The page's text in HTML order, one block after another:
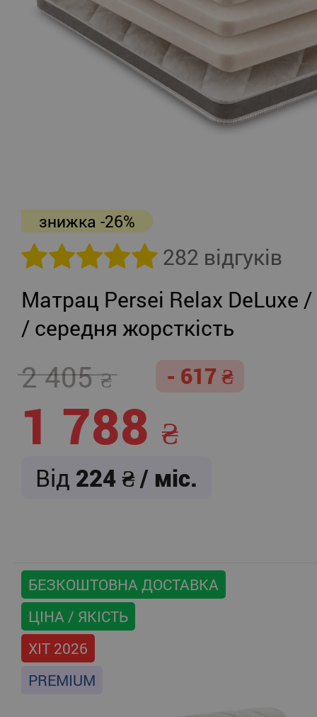
знижка -26%
282 відгуків
Матрац Persei Relax DeLuxe
/ середня жорсткість
2 405 - 617
1 788
Від 224 / міс.
БЕЗКОШТОВНА ДОСТАВКА
ЦІНА / ЯКІСТЬ
ХІТ 2026
PREMIUM